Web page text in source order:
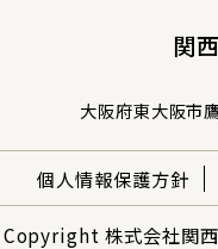
関
大阪府東大阪市
個人情報保護方針
Copyright 株式会社関